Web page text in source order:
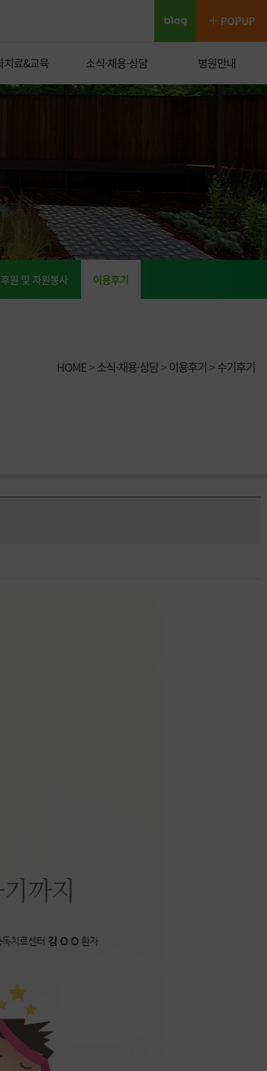
치료&교육 소식·채용·상담 병원안내
POPUP
후원 및 자원봉사 이용후기
HOME>소식·채용·상담> 이용후기 >수기후기